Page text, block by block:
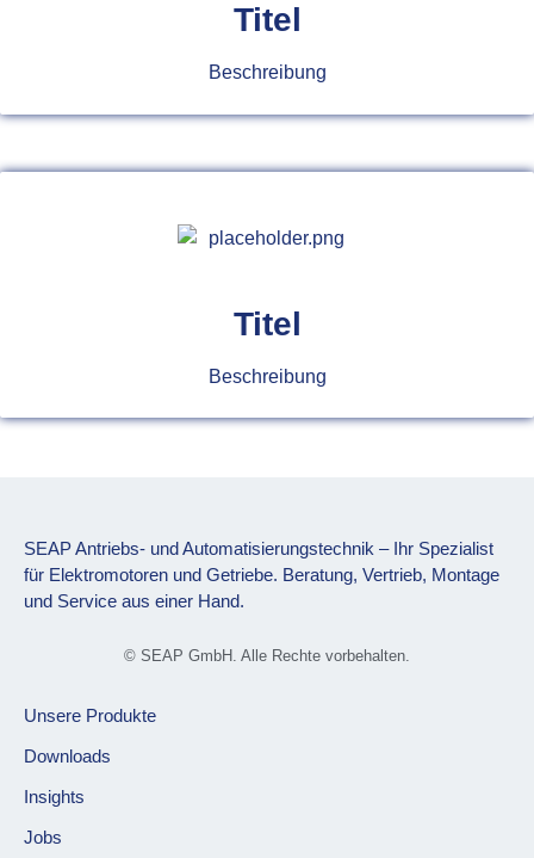
Titel
Beschreibung
Titel
Beschreibung
SEAP Antriebs- und Automatisierungstechnik – Ihr Spezialist
für Elektromotoren und Getriebe. Beratung, Vertrieb, Montage
und Service aus einer Hand.
© SEAP GmbH. Alle Rechte vorbehalten.
Unsere Produkte
Downloads
Insights
Jobs